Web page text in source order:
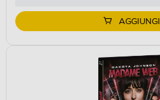
AGGIUNGI